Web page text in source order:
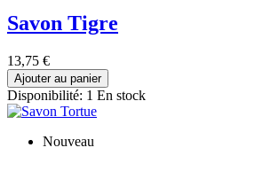
Savon Tigre
13,75 €
Ajouter au panier
Disponibilité: 1 En stock
Nouveau